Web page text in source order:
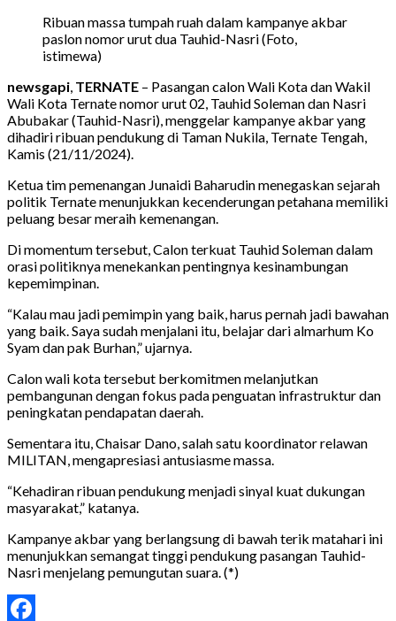
Ribuan massa tumpah ruah dalam kampanye akbar
paslon nomor urut dua Tauhid-Nasri (Foto,
istimewa)
newsgapi, TERNATE – Pasangan calon Wali Kota dan Wakil
Wali Kota Ternate nomor urut 02, Tauhid Soleman dan Nasri
Abubakar (Tauhid-Nasri), menggelar kampanye akbar yang
dihadiri ribuan pendukung di Taman Nukila, Ternate Tengah,
Kamis (21/11/2024).
Ketua tim pemenangan Junaidi Baharudin menegaskan sejarah
politik Ternate menunjukkan kecenderungan petahana memiliki
peluang besar meraih kemenangan.
Di momentum tersebut, Calon terkuat Tauhid Soleman dalam
orasi politiknya menekankan pentingnya kesinambungan
kepemimpinan.
“Kalau mau jadi pemimpin yang baik, harus pernah jadi bawahan
yang baik. Saya sudah menjalani itu, belajar dari almarhum Ko
Syam dan pak Burhan,” ujarnya.
Calon wali kota tersebut berkomitmen melanjutkan
pembangunan dengan fokus pada penguatan infrastruktur dan
peningkatan pendapatan daerah.
Sementara itu, Chaisar Dano, salah satu koordinator relawan
MILITAN, mengapresiasi antusiasme massa.
“Kehadiran ribuan pendukung menjadi sinyal kuat dukungan
masyarakat,” katanya.
Kampanye akbar yang berlangsung di bawah terik matahari ini
menunjukkan semangat tinggi pendukung pasangan Tauhid-
Nasri menjelang pemungutan suara. (*)